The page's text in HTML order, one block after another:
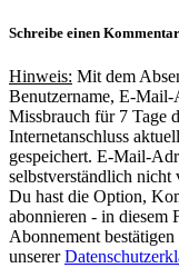
Schreibe einen Kommentar
Hinweis: Mit dem
Benutzername, E-Mail-
Missbrauch für 7 Tage
Internetanschluss
gespeichert. E-Mail-
selbstverständlich
Du hast die Option,
abonnieren - in diesem
Abonnement
unserer